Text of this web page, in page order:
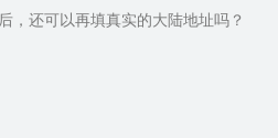
，还可以再填真实的大陆地址吗？